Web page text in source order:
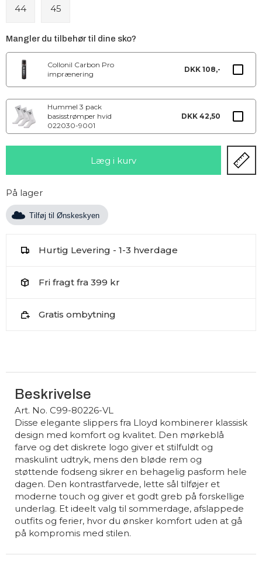
44 45
Mangler du tilbehør til dine sko?
Collonil Carbon Pro
imprænering
DKK 108,-
Hummel 3 pack
basisstrømper hvid
022030-9001
DKK 42,50
På lager
Tilføj til Ønskeskyen
Hurtig Levering - 1-3 hverdage
Fri fragt fra 399 kr
Gratis ombytning
Beskrivelse
Art. No. C99-80226-VL
Disse elegante slippers fra Lloyd kombinerer klassisk
design med komfort og kvalitet. Den mørkeblå
farve og det diskrete logo giver et stilfuldt og
maskulint udtryk, mens den bløde rem og
støttende fodseng sikrer en behagelig pasform hele
dagen. Den kontrastfarvede, lette sål tilføjer et
moderne touch og giver et godt greb på forskellige
underlag. Et ideelt valg til sommerdage, afslappede
outfits og ferier, hvor du ønsker komfort uden at gå
på kompromis med stilen.